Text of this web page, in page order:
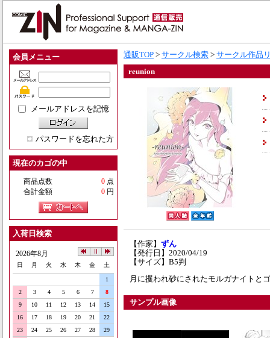
会員メニュー
メールアドレスを記憶
パスワードを忘れた方
現在のカゴの中
商品点数 0 点
合計金額
0 円
入荷日検索
2026年8月
日 月 火 水 木 金 土
1
2
3 4 5 6 7
8
9
10 11 12 13 14
15
16
17 18 19 20 21
22
23
24 25 26 27 28
29
通販TOP > サークル検索 > サークル作品
reunion
【作家】 ずん
【発行日】2020/04/19
【サイズ】B5判
月に攫われ砂にされたモルガナイトと
サンプル画像